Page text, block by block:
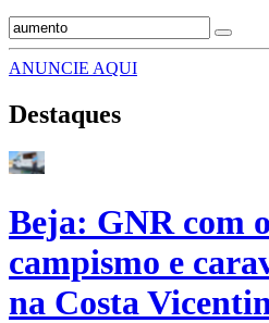
ANUNCIE AQUI
Destaques
Beja: GNR com
campismo e
na Costa